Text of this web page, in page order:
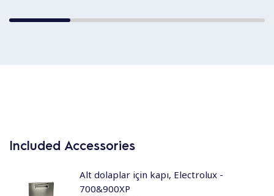
Included Accessories
Alt dolaplar için kapı, Electrolux -
700&900XP